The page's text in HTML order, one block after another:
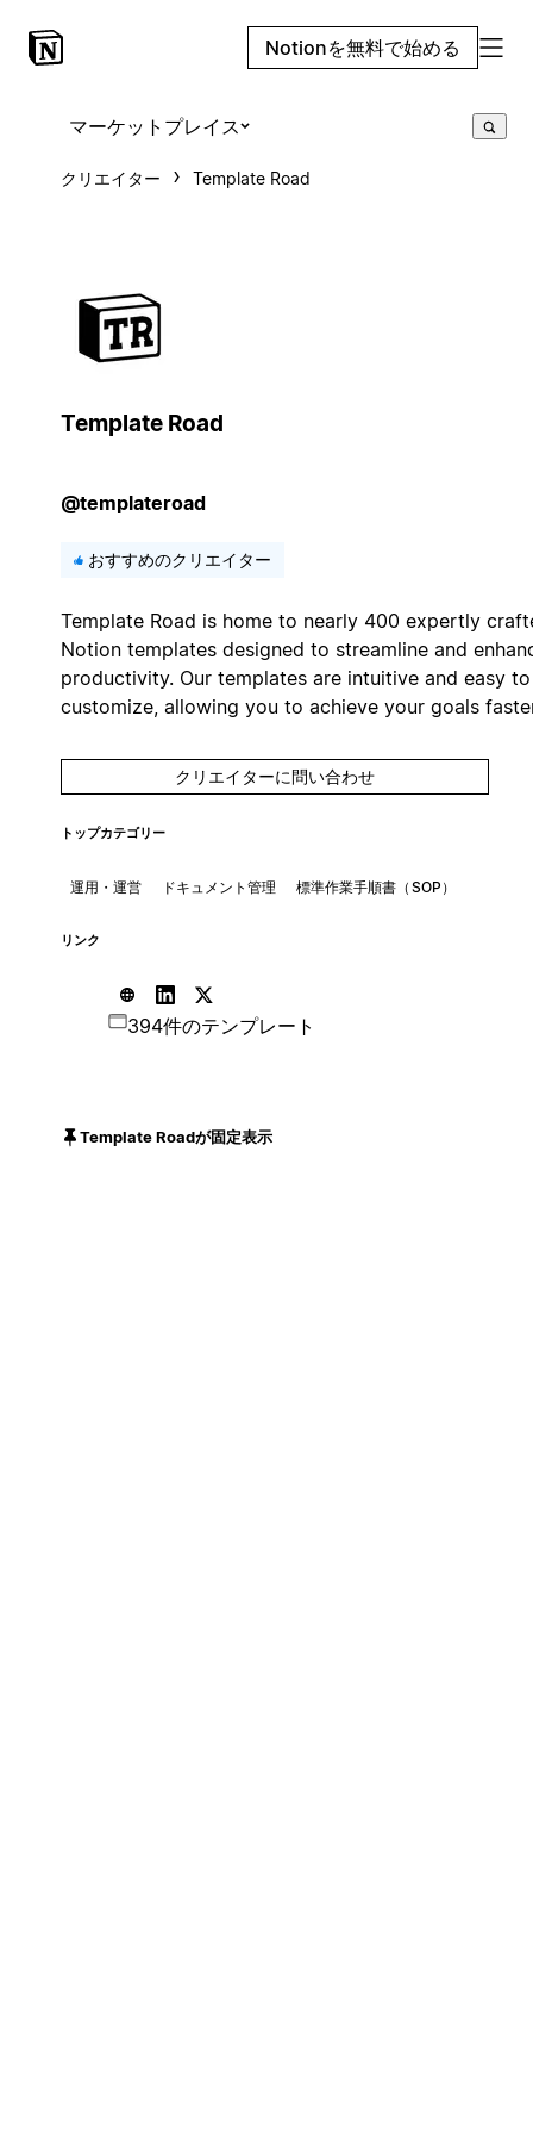
Notionを無料で始める
マーケットプレイス
クリエイター Template Road
Template Road
@templateroad
おすすめのクリエイター
Template Road is home to nearly 400 expertly
Notion templates designed to streamline and
productivity. Our templates are intuitive and easy to
customize, allowing you to achieve your goals
クリエイターに問い合わせ
トップカテゴリー
運用・運営 ドキュメント管理 標準作業手順書（SOP）
リンク
394件のテンプレート
Template Roadが固定表示